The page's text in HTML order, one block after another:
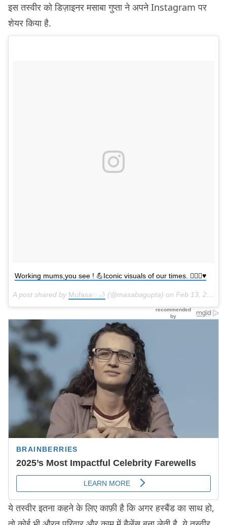
इस तस्वीर को डिज़ाइनर मसाबा गुप्ता ने अपने Instagram पर
शेयर किया है.
Working mums,you see ! 💪Iconic visuals of our times. 👌🏽😀♥️
A post shared by Mufasa✨🌙 (@masabagupta) on Feb 13, 2018 at 8:37pm PST
ये तस्वीर इतना कहने के लिए काफ़ी है कि अगर हस्बैंड का साथ हो,